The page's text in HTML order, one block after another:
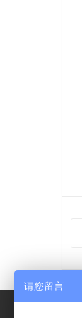
请您留言